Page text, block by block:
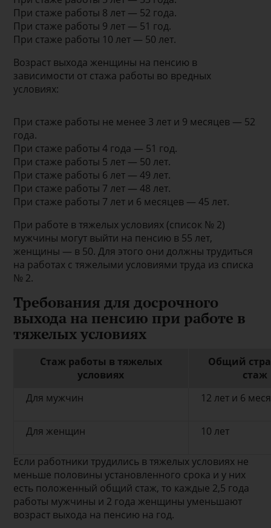
При стаже работы 8 лет — 52 года.
При стаже работы 9 лет — 51 год.
При стаже работы 10 лет — 50 лет.
Возраст выхода женщины на пенсию в
зависимости от стажа работы во вредных
условиях:
При стаже работы не менее 3 лет и 9 месяцев — 52
года.
При стаже работы 4 года — 51 год.
При стаже работы 5 лет — 50 лет.
При стаже работы 6 лет — 49 лет.
При стаже работы 7 лет — 48 лет.
При стаже работы 7 лет и 6 месяцев — 45 лет.
При работе в тяжелых условиях (список № 2)
мужчины могут выйти на пенсию в 55 лет,
женщины — в 50. Для этого они должны трудиться
на работах с тяжелыми условиями труда из списка
№ 2.
Требования для досрочного
выхода на пенсию при работе в
тяжелых условиях
Стаж работы в тяжелых
условиях
Общий
стаж
Для мужчин
12 лет и 6
Для женщин 10 лет
Если работники трудились в тяжелых условиях не
меньше половины установленного срока и у них
есть положенный общий стаж, то каждые 2,5 года
работы мужчины и 2 года женщины уменьшают
возраст выхода на пенсию на год.